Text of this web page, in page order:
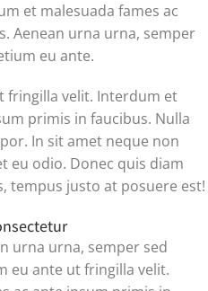
et malesuada fames ac
Aenean urna urna, semper
eu ante.
fringilla velit. Interdum et
primis in faucibus. Nulla
In sit amet neque non
eu odio. Donec quis diam
tempus justo at posuere est!
urna urna, semper sed
eu ante ut fringilla velit.